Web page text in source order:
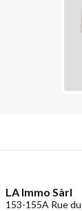
LA Immo Sàrl
153-155A Rue